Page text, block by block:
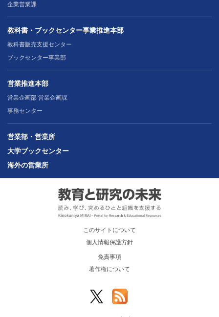
企業営業課
教科書・ブックセンター事業推進本部
教科書販売支援センター
ブックセンター事業部
営業推進本部
営業企画部 営業企画課
事務センター
営業部・営業所
大学ブックセンター
海外の営業所
このサイトについて
個人情報保護方針
免責事項
著作権について